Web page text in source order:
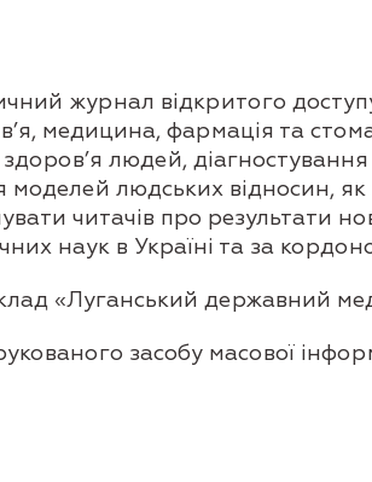
журнал відкритого
медицина, фармація та
людей,
людських відносин, як
читачів про результати
наук в Україні та за
«Луганський державний
засобу масової